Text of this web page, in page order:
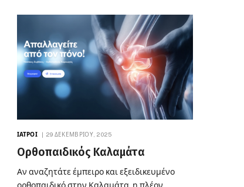
ΙΑΤΡΟΊ 29 ΔΕΚΕΜΒΡΊΟΥ, 2025
Ορθοπαιδικός Καλαμάτα
Αν αναζητάτε έμπειρο και εξειδικευμένο
ορθοπαιδικό στην Καλαμάτα, η πλέον